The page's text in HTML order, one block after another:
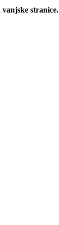
stranice.